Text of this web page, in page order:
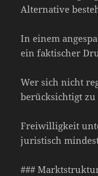
Alternative
In einem
ein faktischer
Wer sich nicht
berücksichtigt zu
Freiwilligkeit
juristisch
###